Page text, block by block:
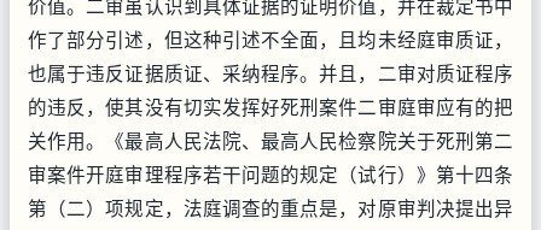
价值。二审虽认识到具体证据的证明价值，并在裁定书中
作了部分引述，但这种引述不全面，且均未经庭审质证，
也属于违反证据质证、采纳程序。并且，二审对质证程序
的违反，使其没有切实发挥好死刑案件二审庭审应有的把
关作用。《最高人民法院、最高人民检察院关于死刑第二
审案件开庭审理程序若干问题的规定（试行）》第十四条
第（二）项规定，法庭调查的重点是，对原审判决提出异